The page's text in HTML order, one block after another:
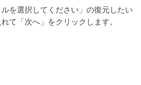
ルを選択してください」の復元したい
て「次へ」をクリックします。